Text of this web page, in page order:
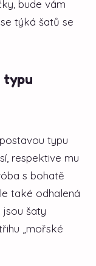
bude vám
týká šatů se
typu
typu
respektive mu
s bohatě
také odhalená
jsou šaty
„mořské